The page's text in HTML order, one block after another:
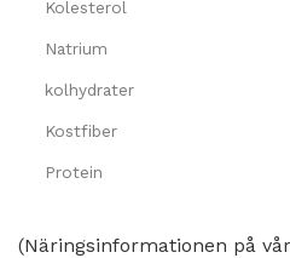
Kolesterol
Natrium
kolhydrater
Kostfiber
Protein
(Näringsinformationen på